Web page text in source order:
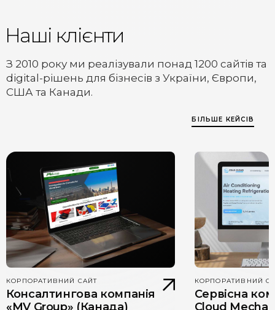
Наші клієнти
З 2010 року ми реалізували понад 1200 сайтів та
digital-рішень для бізнесів з України, Європи,
США та Канади.
БІЛЬШЕ КЕЙСІВ
КОРПОРАТИВНИЙ САЙТ
Консалтингова компанія
«MV Group» (Канада)
КОРПОРАТИВНИЙ
Сервісна
Cloud